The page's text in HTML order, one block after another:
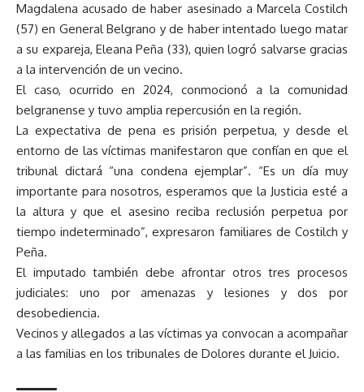
Magdalena acusado de haber asesinado a Marcela Costilch
(57) en General Belgrano y de haber intentado luego matar
a su expareja, Eleana Peña (33), quien logró salvarse gracias
a la intervención de un vecino.
El caso, ocurrido en 2024, conmocionó a la comunidad
belgranense y tuvo amplia repercusión en la región.
La expectativa de pena es prisión perpetua, y desde el
entorno de las víctimas manifestaron que confían en que el
tribunal dictará “una condena ejemplar”. “Es un día muy
importante para nosotros, esperamos que la Justicia esté a
la altura y que el asesino reciba reclusión perpetua por
tiempo indeterminado”, expresaron familiares de Costilch y
Peña.
El imputado también debe afrontar otros tres procesos
judiciales: uno por amenazas y lesiones y dos por
desobediencia.
Vecinos y allegados a las víctimas ya convocan a acompañar
a las familias en los tribunales de Dolores durante el Juicio.